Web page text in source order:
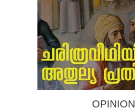
OPINION